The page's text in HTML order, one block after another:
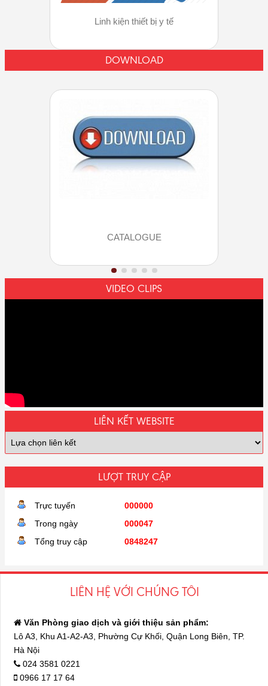
Linh kiện thiết bị y tế
DOWNLOAD
CATALOGUE
VIDEO CLIPS
LIÊN KẾT WEBSITE
LƯỢT TRUY CẬP
Trực tuyến
000000
Trong ngày
000047
Tổng truy cập
0848247
LIÊN HỆ VỚI CHÚNG TÔI
Văn Phòng giao dịch và giới thiệu sản phẩm:
Lô A3, Khu A1-A2-A3, Phường Cự Khối, Quận Long Biên, TP.
Hà Nội
024 3581 0221
0966 17 17 64